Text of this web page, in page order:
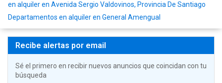
en alquiler en Avenida Sergio Valdovinos, Provincia De Santiago
Departamentos en alquiler en General Amengual
Recibe alertas por email
Sé el primero en recibir nuevos anuncios que coincidan con tu
búsqueda